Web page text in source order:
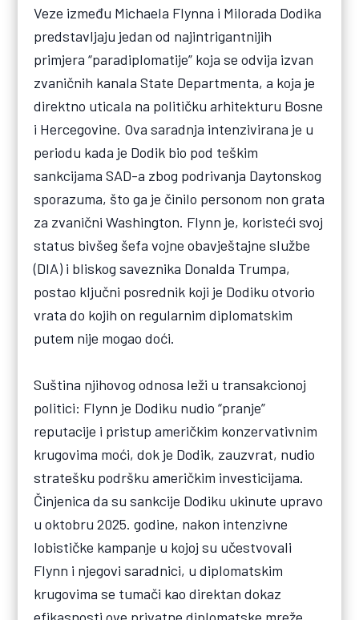
Veze između Michaela Flynna i Milorada Dodika
predstavljaju jedan od najintrigantnijih
primjera “paradiplomatije” koja se odvija izvan
zvaničnih kanala State Departmenta, a koja je
direktno uticala na političku arhitekturu Bosne
i Hercegovine. Ova saradnja intenzivirana je u
periodu kada je Dodik bio pod teškim
sankcijama SAD-a zbog podrivanja Daytonskog
sporazuma, što ga je činilo personom non grata
za zvanični Washington. Flynn je, koristeći svoj
status bivšeg šefa vojne obavještajne službe
(DIA) i bliskog saveznika Donalda Trumpa,
postao ključni posrednik koji je Dodiku otvorio
vrata do kojih on regularnim diplomatskim
putem nije mogao doći.
Suština njihovog odnosa leži u transakcionoj
politici: Flynn je Dodiku nudio “pranje”
reputacije i pristup američkim konzervativnim
krugovima moći, dok je Dodik, zauzvrat, nudio
stratešku podršku američkim investicijama.
Činjenica da su sankcije Dodiku ukinute upravo
u oktobru 2025. godine, nakon intenzivne
lobističke kampanje u kojoj su učestvovali
Flynn i njegovi saradnici, u diplomatskim
krugovima se tumači kao direktan dokaz